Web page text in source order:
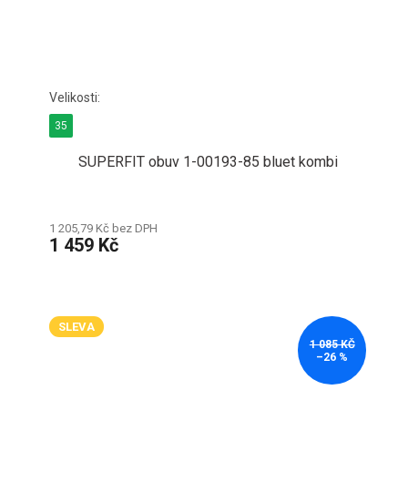
SUPERFIT obuv 1-00193-85 bluet kombi
1 205,79 Kč bez DPH
1 459 Kč
35
SLEVA
1 085 KČ
–26 %